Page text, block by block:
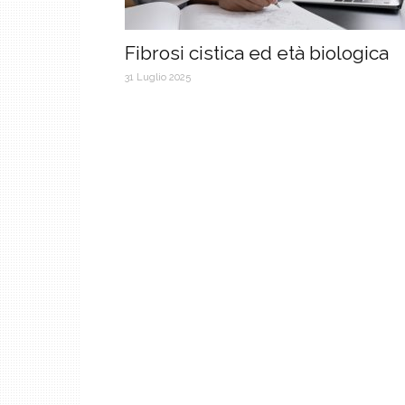
Fibrosi cistica ed età biologica
31 Luglio 2025